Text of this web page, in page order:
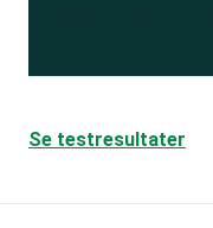
Se testresultater